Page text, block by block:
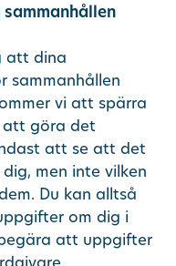
att dina
sammanhållen
vi att spärra
att göra det
att se att det
men inte vilken
Du kan alltså
om dig i
att uppgifter